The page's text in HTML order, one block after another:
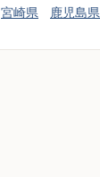
宮崎県 鹿児島県